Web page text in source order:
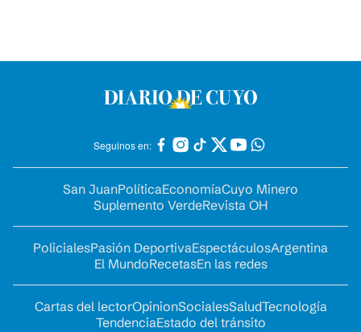
Seguinos en:
San JuanPolíticaEconomíaCuyo Minero
Suplemento VerdeRevista OH
PolicialesPasión DeportivaEspectáculosArgentina
El MundoRecetasEn las redes
Cartas del lectorOpinionSocialesSaludTecnología
TendenciaEstado del tránsito